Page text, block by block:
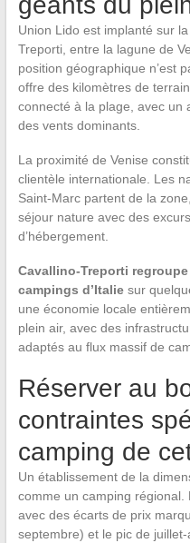
Union Lido est implanté sur
Treporti, entre la lagune de
position géographique n’est
offre des kilomètres de
connecté à la plage, avec un
des vents dominants.
La proximité de Venise
clientèle internationale. Les
Saint-Marc partent de la
séjour nature avec des
d’hébergement.
Cavallino-Treporti
campings d’Italiesur
une économie locale
plein air, avec des
adaptés au flux massif de
Réserver au
contraintes
camping de
Un établissement de la
comme un camping
avec des écarts de prix
septembre) et le pic de juillet-